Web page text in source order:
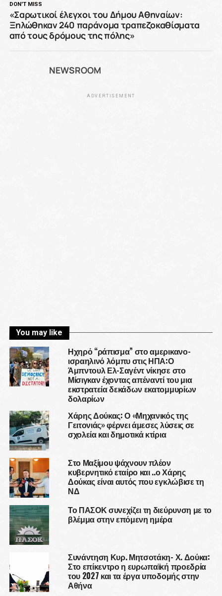
DON'T MISS
«Σαρωτικοί έλεγχοι του Δήμου Αθηναίων:
Ξηλώθηκαν 240 παράνομα τραπεζοκαθίσματα
από τους δρόμους της πόλης»
NEWSROOM
ADVERTISEMENT
You may like
Ηχηρό “ράπισμα” στο αμερικανο-
ισραηλινό λόμπυ στις ΗΠΑ:Ο
Άμπντουλ Ελ-Σαγέντ νίκησε στο
Μίσιγκαν έχοντας απέναντί του μια
εκστρατεία δεκάδων εκατομμυρίων
δολαρίων
Χάρης Δούκας: Ο «Μηχανικός της
Γειτονιάς» φέρνει άμεσες λύσεις σε
σχολεία και δημοτικά κτίρια
Στο Μαξίμου ψάχνουν πλέον
κυβερνητικό εταίρο και ..ο Χάρης
Δούκας είναι αυτός που εγκλώβισε τη
ΝΔ
Το ΠΑΣΟΚ συνεχίζει τη διεύρυνση με το
βλέμμα στην επόμενη ημέρα
Συνάντηση Κυρ. Μητσοτάκη- Χ. Δούκα:
Στο επίκεντρο η ευρωπαϊκή προεδρία
του 2027 και τα έργα υποδομής στην
Αθήνα